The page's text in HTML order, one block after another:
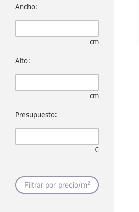
Ancho:
cm
Alto:
cm
Presupuesto:
€
Filtrar por precio/m2